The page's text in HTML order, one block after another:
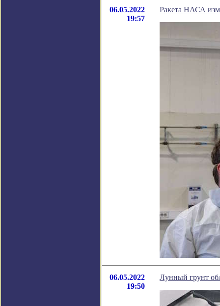
06.05.2022
19:57
Ракета НАСА
06.05.2022
19:50
Лунный грунт